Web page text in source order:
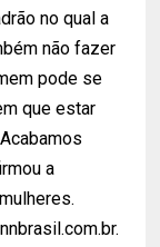
no qual a
não fazer
pode se
que estar
a